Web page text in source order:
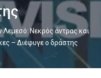
Λεμεσό: Νεκρός άντρας και
– Διέφυγε ο δράστης